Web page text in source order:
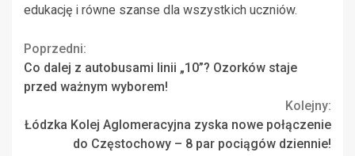
edukację i równe szanse dla wszystkich uczniów.
Continue
Reading
Poprzedni:
Co dalej z autobusami linii „10”? Ozorków staje
przed ważnym wyborem!
Kolejny:
Łódzka Kolej Aglomeracyjna zyska nowe połączenie
do Częstochowy – 8 par pociągów dziennie!